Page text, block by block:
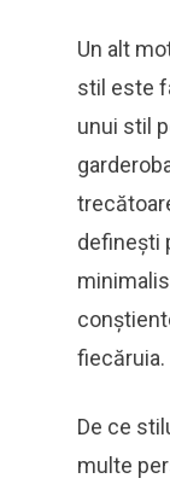
Un alt
stil este
unui stil
definești
fiecăruia.
De ce
multe